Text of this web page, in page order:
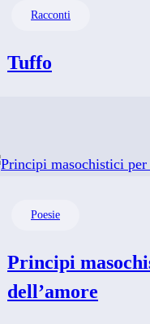
Racconti
Tuffo
Poesie
Principi
dell’amore